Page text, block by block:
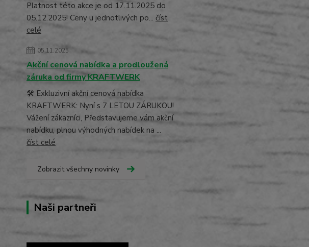
Platnost této akce je od 17.11.2025 do
05.12.2025! Ceny u jednotlivých po... číst
celé
05.11.2025
Akční cenová nabídka a prodloužená
záruka od firmy KRAFTWERK
🛠️ Exkluzivní akční cenová nabídka
KRAFTWERK: Nyní s 7 LETOU ZÁRUKOU!
Vážení zákazníci, Představujeme vám akční
nabídku, plnou výhodných nabídek na ...
číst celé
Zobrazit všechny novinky
Naši partneři